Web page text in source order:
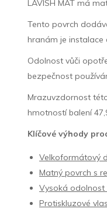
LAVISH MAT má
Tento povrch
hranám je instalace
Odolnost vůči
bezpečnost
Mrazuvzdornost
hmotností balení
Klíčové výhody
Velkoformátový
Matný povrch s
Vysoká odolnost
Protiskluzové